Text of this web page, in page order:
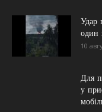
Удар
один
10
Для
у